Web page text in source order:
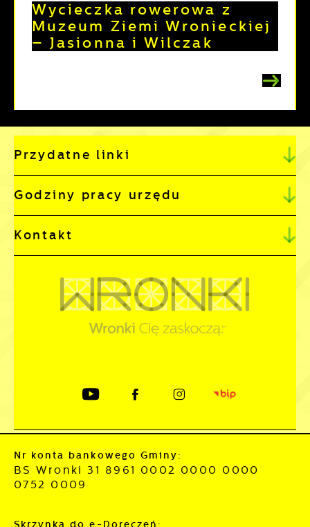
Wycieczka rowerowa z
Muzeum Ziemi Wronieckiej
– Jasionna i Wilczak
Przydatne linki
Godziny pracy urzędu
Kontakt
Nr konta bankowego Gminy:
BS Wronki 31 8961 0002 0000 0000
0752 0009